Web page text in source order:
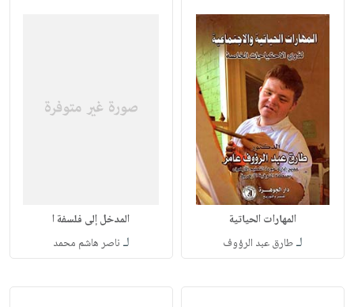
المهارات الحياتية
لـطارق عبد الرؤوف
المدخل إلى فلسفة ا
لـ ناصر هاشم محمد